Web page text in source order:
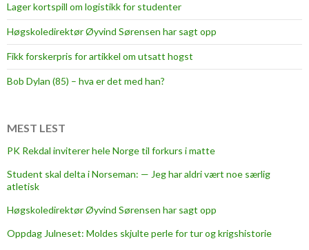
l
g
u
a
e
g
i
g
s
i
Lager kortspill om logistikk for studenter
Høgskoledirektør Øyvind Sørensen har sagt opp
Fikk forskerpris for artikkel om utsatt hogst
Bob Dylan (85) – hva er det med han?
MEST LEST
PK Rekdal inviterer hele Norge til forkurs i matte
Student skal delta i Norseman: — Jeg har aldri vært noe særlig
atletisk
Høgskoledirektør Øyvind Sørensen har sagt opp
Oppdag Julneset: Moldes skjulte perle for tur og krigshistorie